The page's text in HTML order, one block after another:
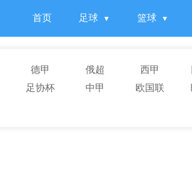
首页 足球 篮球
德甲 俄超 西甲
足协杯 中甲 欧国联